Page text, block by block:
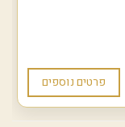
פרטים נוספים